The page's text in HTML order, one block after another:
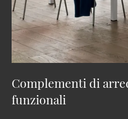
Complementi di
funzionali